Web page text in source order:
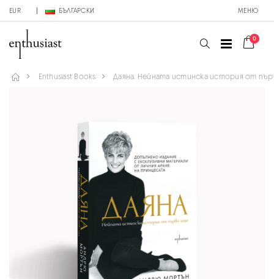
EUR БЪЛГАРСКИ МЕНЮ
0
Enthusiast Books Даяна. Нейната истинска история от